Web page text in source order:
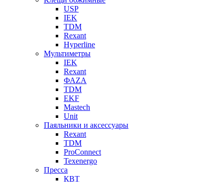
USP
IEK
TDM
Rexant
Hyperline
Мультиметры
IEK
Rexant
ФАZА
TDM
EKF
Mastech
Unit
Паяльники и аксессуары
Rexant
TDM
ProConnect
Texenergo
Пресса
КВТ